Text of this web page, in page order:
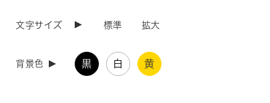
文字サイズ 標準 拡大
背景色 黒 白 黄
薬局は、薬剤師が処方箋に基いて調剤する（お薬の説明をして手渡しす